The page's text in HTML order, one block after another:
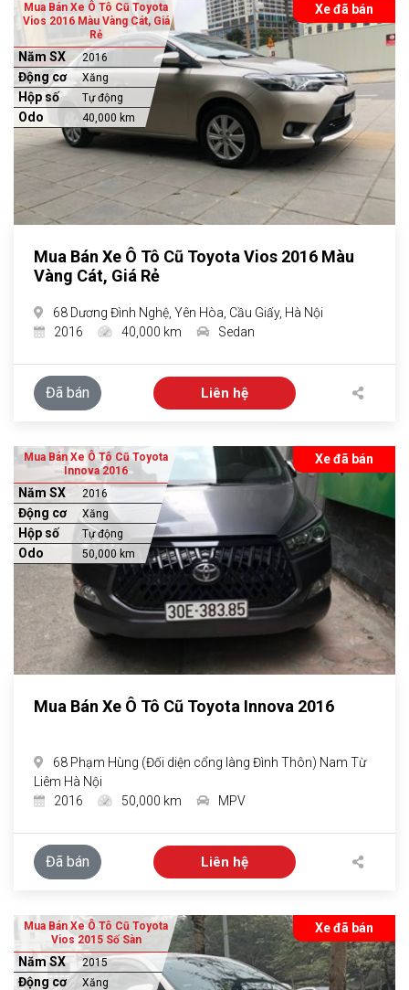
Xe đã bán
Mua Bán Xe Ô Tô Cũ Toyota
Vios 2016 Màu Vàng Cát, Giá
Rẻ
Năm SX 2016
Động cơ Xăng
Hộp số Tự động
Odo 40,000 km
Mua Bán Xe Ô Tô Cũ Toyota Vios 2016 Màu
Vàng Cát, Giá Rẻ
68 Dương Đình Nghệ, Yên Hòa, Cầu Giấy, Hà Nội
2016
40,000 km Sedan
Đã bán Liên hệ
Xe đã bán
Mua Bán Xe Ô Tô Cũ Toyota
Innova 2016
Năm SX 2016
Động cơ Xăng
Hộp số Tự động
Odo 50,000 km
Mua Bán Xe Ô Tô Cũ Toyota Innova 2016
68 Phạm Hùng (Đối diện cổng làng Đình Thôn) Nam Từ
Liêm Hà Nội
2016
50,000 km MPV
Đã bán Liên hệ
Xe đã bán
Mua Bán Xe Ô Tô Cũ Toyota
Vios 2015 Số Sàn
Năm SX 2015
Động cơ Xăng